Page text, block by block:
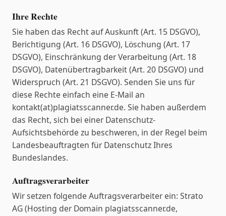
Ihre Rechte
Sie haben das Recht auf Auskunft (Art. 15 DSGVO),
Berichtigung (Art. 16 DSGVO), Löschung (Art. 17
DSGVO), Einschränkung der Verarbeitung (Art. 18
DSGVO), Datenübertragbarkeit (Art. 20 DSGVO) und
Widerspruch (Art. 21 DSGVO). Senden Sie uns für
diese Rechte einfach eine E-Mail an
kontakt(at)plagiatsscanner.de. Sie haben außerdem
das Recht, sich bei einer Datenschutz-
Aufsichtsbehörde zu beschweren, in der Regel beim
Landesbeauftragten für Datenschutz Ihres
Bundeslandes.
Auftragsverarbeiter
Wir setzen folgende Auftragsverarbeiter ein: Strato
AG (Hosting der Domain plagiatsscanner.de,